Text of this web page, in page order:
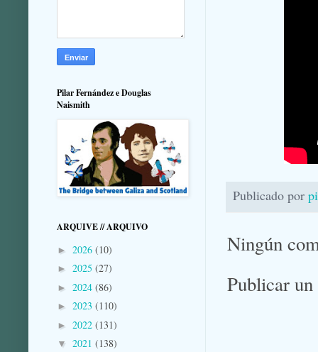
Publicado por
Ningún
Publicar
Pilar Fernández e Douglas
Naismith
ARQUIVE // ARQUIVO
► 2026 (10)
► 2025 (27)
► 2024 (86)
► 2023 (110)
► 2022 (131)
▼ 2021 (138)